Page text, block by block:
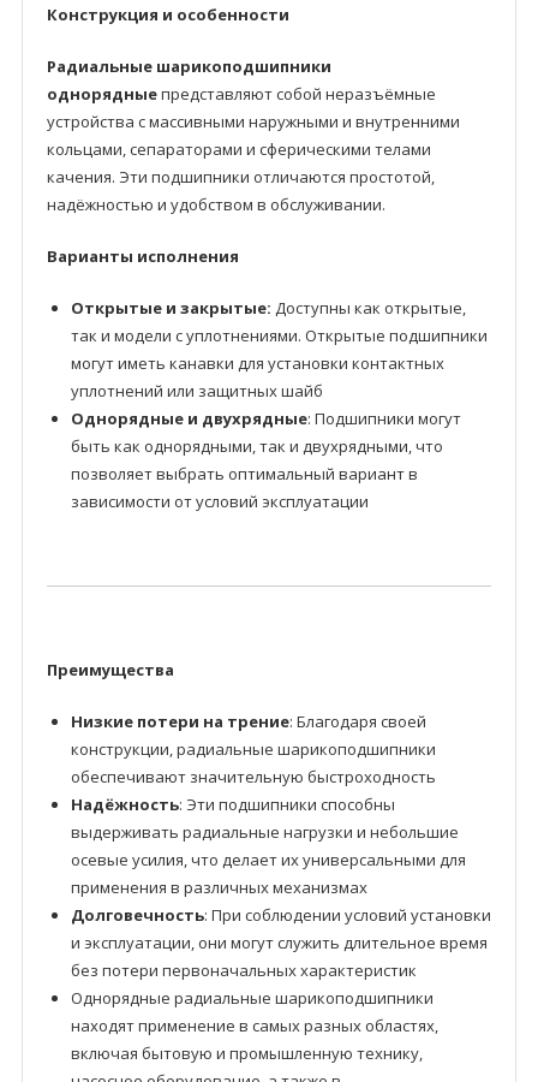
Конструкция и особенности
Радиальные шарикоподшипники
однорядныепредставляют собой неразъёмные
устройства с массивными наружными и внутренними
кольцами, сепараторами и сферическими телами
качения. Эти подшипники отличаются простотой,
надёжностью и удобством в обслуживании.
Варианты исполнения
Открытые и закрытые: Доступны как открытые,
так и модели с уплотнениями. Открытые подшипники
могут иметь канавки для установки контактных
уплотнений или защитных шайб
Однорядные и двухрядные: Подшипники могут
быть как однорядными, так и двухрядными, что
позволяет выбрать оптимальный вариант в
зависимости от условий эксплуатации
Преимущества
Низкие потери на трение: Благодаря своей
конструкции, радиальные шарикоподшипники
обеспечивают значительную быстроходность
Надёжность: Эти подшипники способны
выдерживать радиальные нагрузки и небольшие
осевые усилия, что делает их универсальными для
применения в различных механизмах
Долговечность: При соблюдении условий установки
и эксплуатации, они могут служить длительное время
без потери первоначальных характеристик
Однорядные радиальные шарикоподшипники
находят применение в самых разных областях,
включая бытовую и промышленную технику,